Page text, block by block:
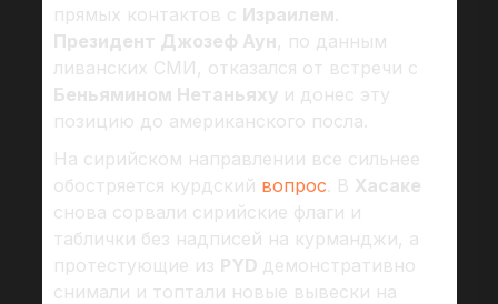
прямых контактов с Израилем.
Президент Джозеф Аун, по данным
ливанских СМИ, отказался от встречи с
Беньямином Нетаньяху и донес эту
позицию до американского посла.
На сирийском направлении все сильнее
обостряется курдский вопрос. В Хасаке
снова сорвали сирийские флаги и
таблички без надписей на курманджи, а
протестующие из PYD демонстративно
снимали и топтали новые вывески на